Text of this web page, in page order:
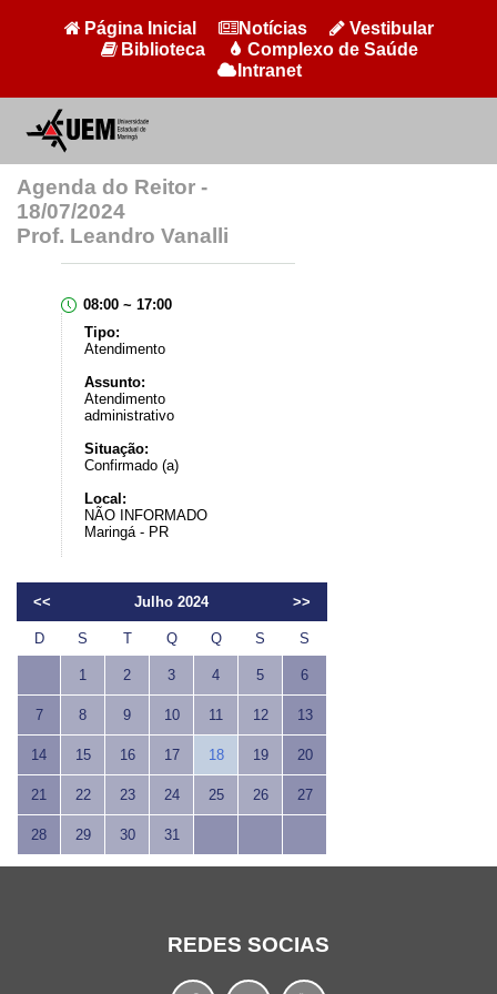
Página Inicial Notícias
Vestibular
Biblioteca
Complexo de Saúde
Intranet
Agenda do Reitor -
18/07/2024
Prof. Leandro Vanalli
08:00 ~ 17:00
Tipo:
Atendimento
Assunto:
Atendimento
administrativo
Situação:
Confirmado (a)
Local:
NÃO INFORMADO
Maringá - PR
<< Julho 2024 >>
D S T Q Q S S
1 2 3 4 5 6
7 8 9 10 11 12 13
14 15 16 17 18 19 20
21 22 23 24 25 26 27
28 29 30 31
REDES SOCIAS